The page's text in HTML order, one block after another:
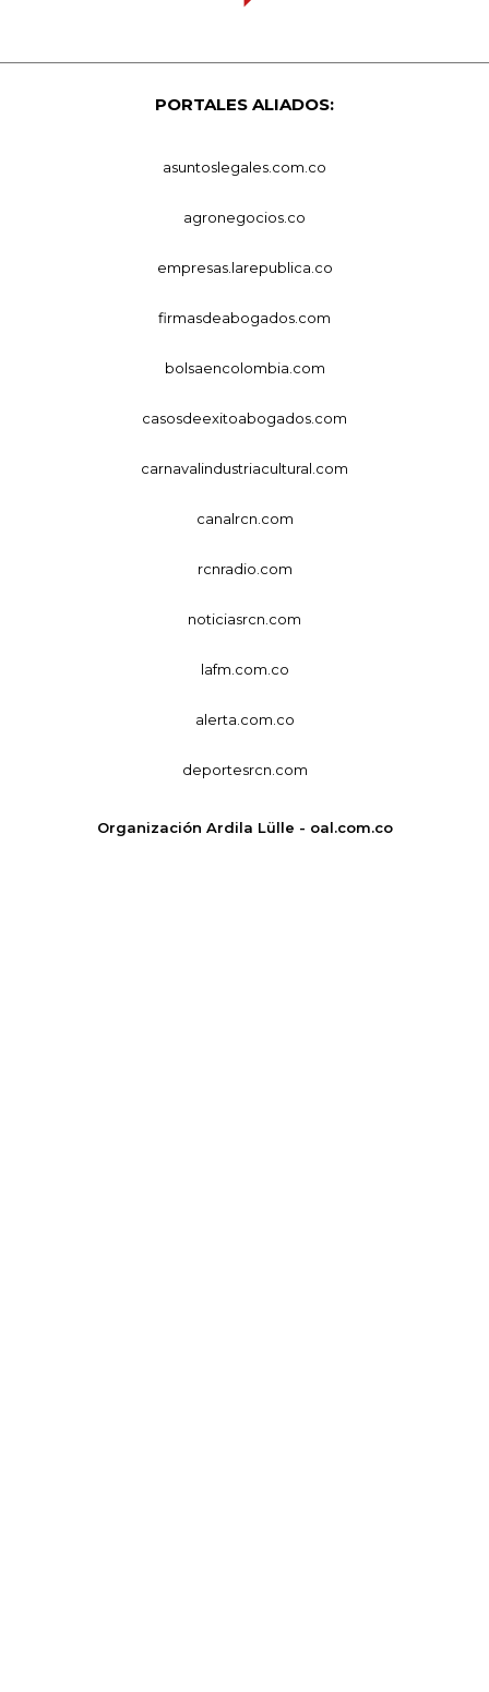
PORTALES ALIADOS:
asuntoslegales.com.co
agronegocios.co
empresas.larepublica.co
firmasdeabogados.com
bolsaencolombia.com
casosdeexitoabogados.com
carnavalindustriacultural.com
canalrcn.com
rcnradio.com
noticiasrcn.com
lafm.com.co
alerta.com.co
deportesrcn.com
Organización Ardila Lülle - oal.com.co